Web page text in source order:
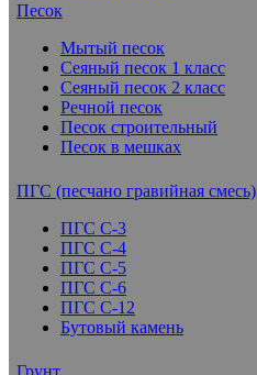
Песок
Мытый песок
Сеяный песок 1 класс
Сеяный песок 2 класс
Речной песок
Песок строительный
Песок в мешках
ПГС (песчано гравийная смесь)
ПГС С-3
ПГС С-4
ПГС С-5
ПГС С-6
ПГС С-12
Бутовый камень
Грунт